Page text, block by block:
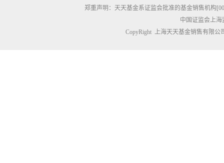
郑重声明： 天天基金系证监会批准的基金销售机构
中国证监会上
CopyRight 上海天天基金销售有限